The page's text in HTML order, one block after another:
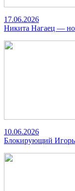
17.06.2026
Никита Нагаец —
10.06.2026
Блокирующий Игорь